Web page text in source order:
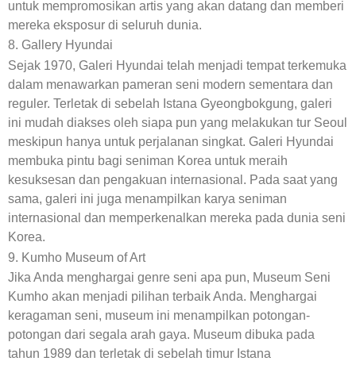
untuk mempromosikan artis yang akan datang dan memberi
mereka eksposur di seluruh dunia.
8. Gallery Hyundai
Sejak 1970, Galeri Hyundai telah menjadi tempat terkemuka
dalam menawarkan pameran seni modern sementara dan
reguler. Terletak di sebelah Istana Gyeongbokgung, galeri
ini mudah diakses oleh siapa pun yang melakukan tur Seoul
meskipun hanya untuk perjalanan singkat. Galeri Hyundai
membuka pintu bagi seniman Korea untuk meraih
kesuksesan dan pengakuan internasional. Pada saat yang
sama, galeri ini juga menampilkan karya seniman
internasional dan memperkenalkan mereka pada dunia seni
Korea.
9. Kumho Museum of Art
Jika Anda menghargai genre seni apa pun, Museum Seni
Kumho akan menjadi pilihan terbaik Anda. Menghargai
keragaman seni, museum ini menampilkan potongan-
potongan dari segala arah gaya. Museum dibuka pada
tahun 1989 dan terletak di sebelah timur Istana